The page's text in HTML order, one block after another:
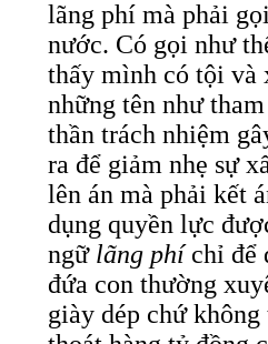
lãng phí mà phải
nước. Có gọi như
thấy mình có tội và
những tên như
thần trách nhiệm
ra để giảm nhẹ sự
lên án mà phải kết
dụng quyền lực
ngữ lãng phíchỉ để
đứa con thường
giày dép chứ